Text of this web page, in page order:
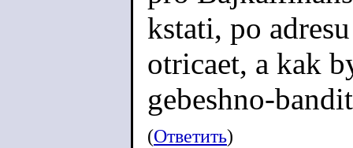
kstati, po
otricaet, a kak
gebeshno-
(Ответить)